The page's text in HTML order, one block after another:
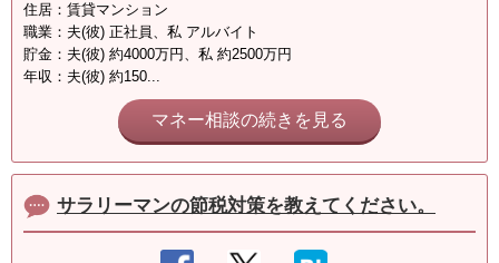
住居：賃貸マンション
職業：夫(彼) 正社員、私 アルバイト
貯金：夫(彼) 約4000万円、私 約2500万円
年収：夫(彼) 約150...
マネー相談の続きを見る
サラリーマンの節税対策を教えてください。